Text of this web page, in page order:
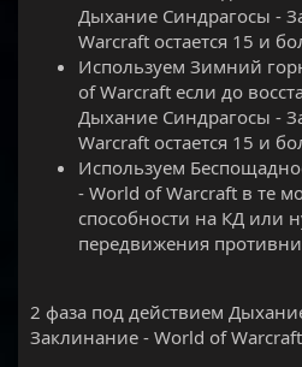
Дыхание Синдрагосы -
Warcraft остается 15 и
Используем Зимний
of Warcraft если до
Дыхание Синдрагосы -
Warcraft остается 15 и
Используем
- World of Warcraft в те
способности на КД или
передвижения
2 фаза под действием
Заклинание - World of